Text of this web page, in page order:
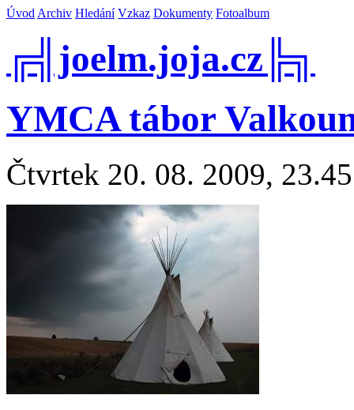
Úvod Archiv Hledání Vzkaz Dokumenty Fotoalbum
╔╣joelm.joja.cz╠╗
YMCA tábor
Čtvrtek 20. 08. 2009, 23.45